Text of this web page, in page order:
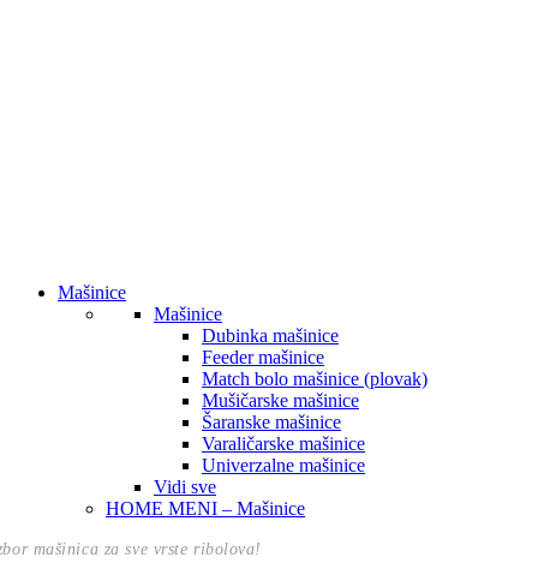
Mašinice
Mašinice
Dubinka mašinice
Feeder mašinice
Match bolo mašinice (plovak)
Mušičarske mašinice
Šaranske mašinice
Varaličarske mašinice
Univerzalne mašinice
Vidi sve
HOME MENI – Mašinice
mašinica za sve vrste ribolova!